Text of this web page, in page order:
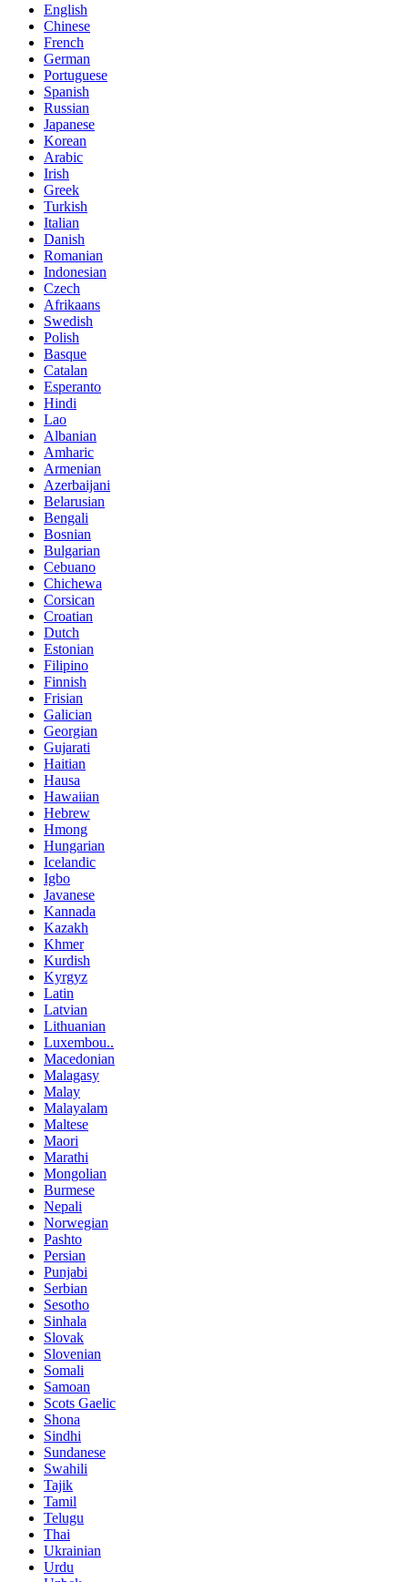
English
Chinese
French
German
Portuguese
Spanish
Russian
Japanese
Korean
Arabic
Irish
Greek
Turkish
Italian
Danish
Romanian
Indonesian
Czech
Afrikaans
Swedish
Polish
Basque
Catalan
Esperanto
Hindi
Lao
Albanian
Amharic
Armenian
Azerbaijani
Belarusian
Bengali
Bosnian
Bulgarian
Cebuano
Chichewa
Corsican
Croatian
Dutch
Estonian
Filipino
Finnish
Frisian
Galician
Georgian
Gujarati
Haitian
Hausa
Hawaiian
Hebrew
Hmong
Hungarian
Icelandic
Igbo
Javanese
Kannada
Kazakh
Khmer
Kurdish
Kyrgyz
Latin
Latvian
Lithuanian
Luxembou..
Macedonian
Malagasy
Malay
Malayalam
Maltese
Maori
Marathi
Mongolian
Burmese
Nepali
Norwegian
Pashto
Persian
Punjabi
Serbian
Sesotho
Sinhala
Slovak
Slovenian
Somali
Samoan
Scots Gaelic
Shona
Sindhi
Sundanese
Swahili
Tajik
Tamil
Telugu
Thai
Ukrainian
Urdu